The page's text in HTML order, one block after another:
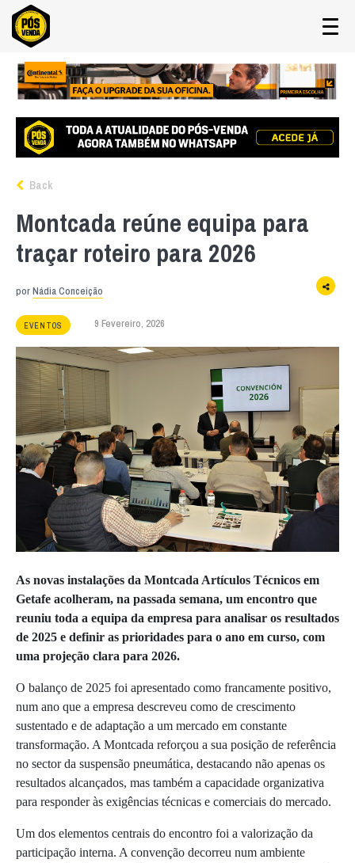
Back
Montcada reúne equipa para
traçar roteiro para 2026
porNádia Conceição
EVENTOS 9 Fevereiro, 2026
As novas instalações da Montcada Artículos Técnicos em
Getafe acolheram, na passada semana, um encontro que
reuniu toda a equipa da empresa para analisar os resultados
de 2025 e definir as prioridades para o ano em curso, com
uma projeção clara para 2026.
O balanço de 2025 foi apresentado como francamente positivo,
num ano que a empresa descreveu como de crescimento
sustentado e de adaptação a um mercado em constante
transformação. A Montcada reforçou a sua posição de referência
no sector da suspensão pneumática, destacando não apenas os
resultados alcançados, mas também a capacidade organizativa
para responder às exigências técnicas e comerciais do mercado.
Um dos elementos centrais do encontro foi a valorização da
participação interna. A convenção decorreu num ambiente